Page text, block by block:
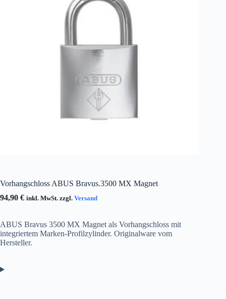
Vorhangschloss ABUS Bravus.3500 MX Magnet
94,90 € inkl. MwSt. zzgl. Versand
ABUS Bravus 3500 MX Magnet als Vorhangschloss mit
integriertem Marken-Profilzylinder. Originalware vom
Hersteller.